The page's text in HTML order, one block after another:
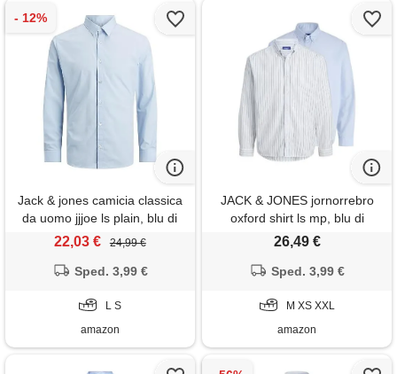
Jack & jones camicia classica
da uomo jjjoe ls plain, blu di
cachemire, s
22,03 € 24,99 €
Sped. 3,99 €
L S
amazon
JACK & JONES jornorrebro
oxford shirt ls mp, blu di
cachemire, m (pacco da 2)
uomo
26,49 €
Sped. 3,99 €
M XS XXL
amazon